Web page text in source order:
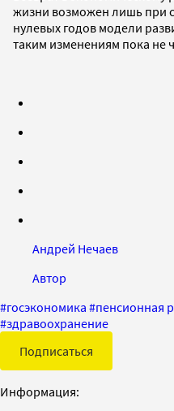
жизни возможен лишь при
нулевых годов модели
таким изменениям пока не
Андрей Нечаев
Автор
#госэкономика #пенсионная
#здравоохранение
Подписаться
Информация: